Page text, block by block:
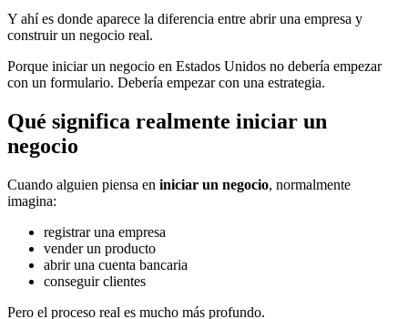
Y ahí es donde aparece la diferencia entre abrir una empresa y
construir un negocio real.
Porque iniciar un negocio en Estados Unidos no debería empezar
con un formulario. Debería empezar con una estrategia.
Qué significa realmente iniciar un
negocio
Cuando alguien piensa en iniciar un negocio, normalmente
imagina:
registrar una empresa
vender un producto
abrir una cuenta bancaria
conseguir clientes
Pero el proceso real es mucho más profundo.